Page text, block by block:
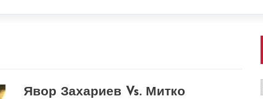
Явор Захариев Vs. Митко